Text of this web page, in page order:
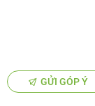
GỬI GÓP Ý